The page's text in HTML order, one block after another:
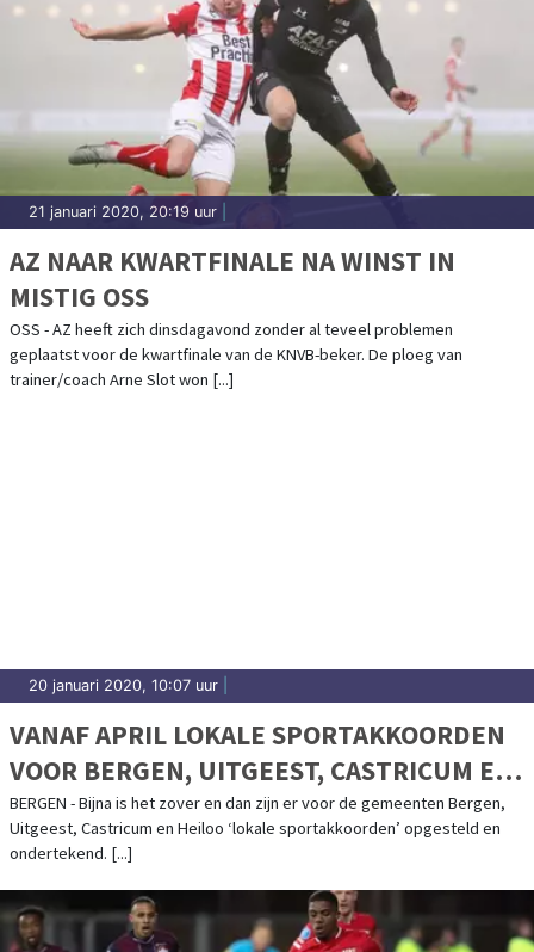
21 januari 2020, 20:19 uur
AZ NAAR KWARTFINALE NA WINST IN
MISTIG OSS
OSS - AZ heeft zich dinsdagavond zonder al teveel problemen
geplaatst voor de kwartfinale van de KNVB-beker. De ploeg van
trainer/coach Arne Slot won [...]
20 januari 2020, 10:07 uur
VANAF APRIL LOKALE SPORTAKKOORDEN
VOOR BERGEN, UITGEEST, CASTRICUM EN
HEILOO
BERGEN - Bijna is het zover en dan zijn er voor de gemeenten Bergen,
Uitgeest, Castricum en Heiloo ‘lokale sportakkoorden’ opgesteld en
ondertekend. [...]